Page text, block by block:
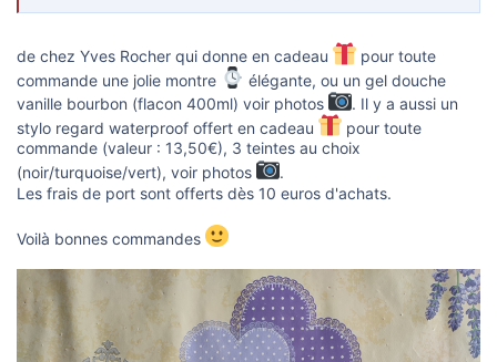
de chez Yves Rocher qui donne en cadeau
pour toute
commande une jolie montre
élégante, ou un gel douche
vanille bourbon (flacon 400ml) voir photos
. Il y a aussi un
stylo regard waterproof offert en cadeau
pour toute
commande (valeur : 13,50€), 3 teintes au choix
(noir/turquoise/vert), voir photos
.
Les frais de port sont offerts dès 10 euros d'achats.
Voilà bonnes commandes